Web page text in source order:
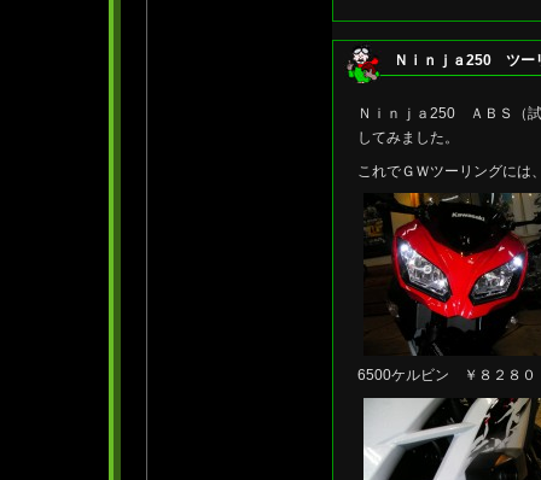
Ｎｉｎｊａ250 ツー
Ｎｉｎｊａ250 ＡＢＳ（
してみました。
これでＧＷツーリングに
6500ケルビン ￥８２８０